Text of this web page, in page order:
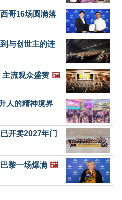
哥16场圆满落
与创世主的连
主流观众盛赞 🖼️
人的精神境界
开卖2027年门
黎十场爆满 🖼️